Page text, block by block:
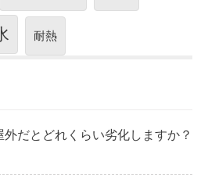
耐熱
だとどれくらい劣化しますか？